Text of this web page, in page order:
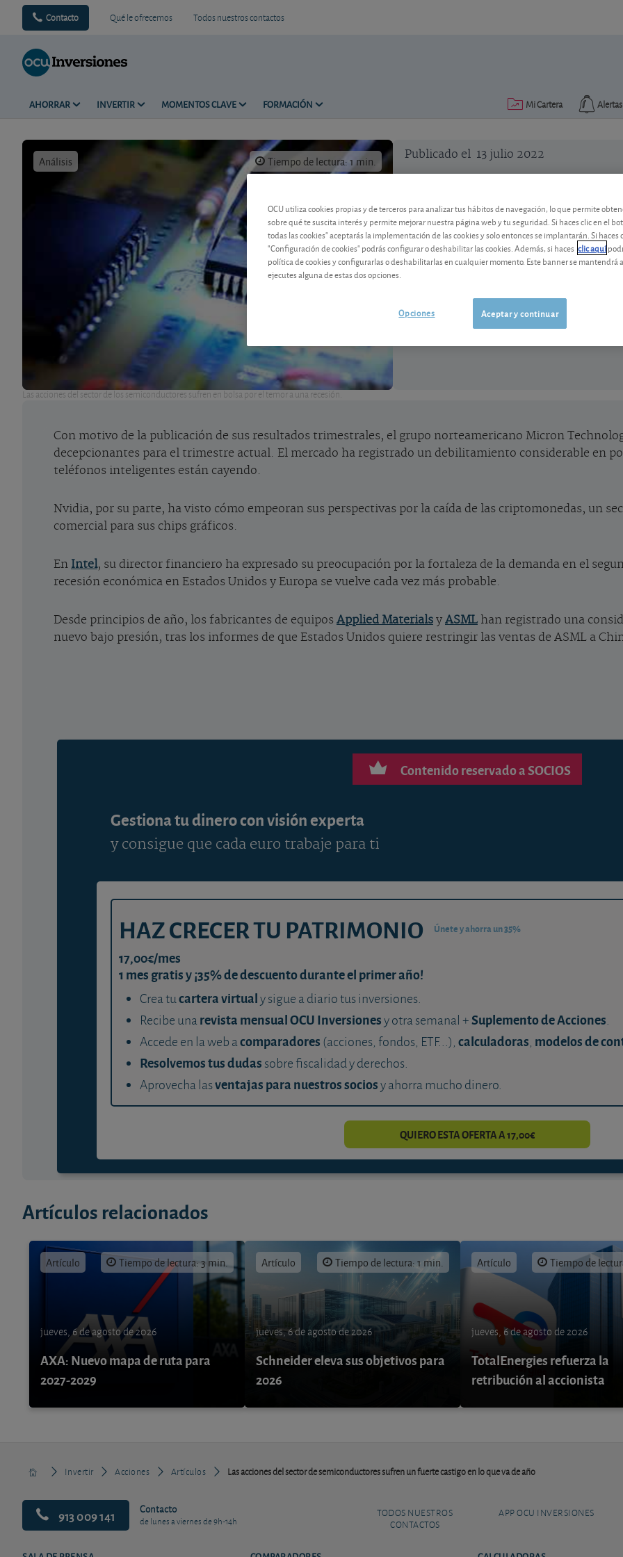
Contacto Qué le ofrecemos Todos nuestros contactos
AHORRAR INVERTIR MOMENTOS CLAVE FORMACIÓN Alertas
Mi Cartera
Análisis Tiempo de lectura: 1 min.
Las acciones del sector de los semiconductores sufren en bolsa por el temor a una recesión.
Publicado el 13 julio 2022
Las acciones del sector de
Varias señales negativas han
Con motivo de la publicación de sus resultados trimestrales, el grupo norteamericano Micron
decepcionantes para el trimestre actual. El mercado ha registrado un debilitamiento considerable en
teléfonos inteligentes están cayendo.
Nvidia, por su parte, ha visto cómo empeoran sus perspectivas por la caída de las criptomonedas, un
comercial para sus chips gráficos.
En Intel, su director financiero ha expresado su preocupación por la fortaleza de la demanda en el
recesión económica en Estados Unidos y Europa se vuelve cada vez más probable.
Desde principios de año, los fabricantes de equipos Applied Materials y ASML han registrado una
nuevo bajo presión, tras los informes de que Estados Unidos quiere restringir las ventas de ASML a
Contenido reservado a SOCIOS
Gestiona tu dinero con visión experta
y consigue que cada euro trabaje para ti
HAZ CRECER TU PATRIMONIO Únete y ahorra un 35%
17,00€/mes
1 mes gratis y ¡35% de descuento durante el primer año!
Crea tucartera virtualy sigue a diario tus inversiones.
Recibe unarevista mensual OCU Inversionesy otra semanal +Suplemento de Acciones.
Accede en la web acomparadores (acciones, fondos, ETF...), calculadoras, modelos de
Resolvemos tus dudas sobre fiscalidad y derechos.
Aprovecha lasventajas para nuestros sociosy ahorra mucho dinero.
QUIERO ESTA OFERTA A 17,00€
Artículos relacionados
Artículo Tiempo de lectura: 3 min.
jueves, 6 de agosto de 2026
AXA: Nuevo mapa de ruta para
2027-2029
Artículo Tiempo de lectura: 1 min.
jueves, 6 de agosto de 2026
Schneider eleva sus objetivos para
2026
Artículo Tiempo de
jueves, 6 de agosto de 2026
TotalEnergies refuerza la
retribución al accionista
Invertir Acciones Artículos Las acciones del sector de semiconductores sufren un fuerte castigo en lo que va de año
913 009 141 Contacto
de lunes a viernes de 9h-14h
TODOS NUESTROS
CONTACTOS
APP OCU INVERSIONES
OCU utiliza cookies propias y de terceros para analizar tus hábitos de navegación, lo que permite
sobre qué te suscita interés y permite mejorar nuestra página web y tu seguridad. Si haces clic en el
todas las cookies" aceptarás la implementación de las cookies y solo entonces se implantarán. Si haces
"Configuración de cookies" podrás configurar o deshabilitar las cookies. Además, si haces clic aquí
política de cookies y configurarlas o deshabilitarlas en cualquier momento. Este banner se mantendrá
ejecutes alguna de estas dos opciones.
Aceptar y continuar
Opciones